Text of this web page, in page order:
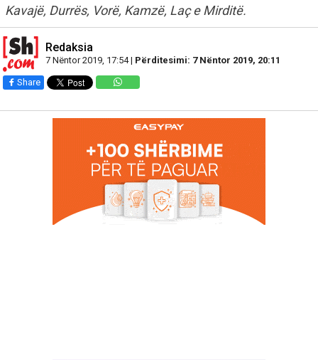
Kavajë, Durrës, Vorë, Kamzë, Laç e Mirditë.
Redaksia
7 Nëntor 2019, 17:54 | Përditesimi: 7 Nëntor 2019, 20:11
Share